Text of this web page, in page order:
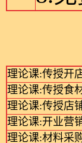
理论课:传授开
理论课:传授食
理论课:传授店
理论课:开业营
理论课:材料采